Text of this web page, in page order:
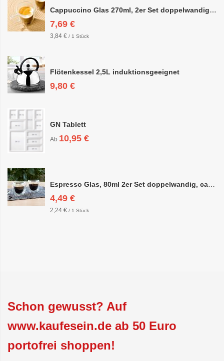
Cappuccino Glas 270ml, 2er Set doppelwandig, ca. 8,5 x 10cm
7,69 €
3,84 € / 1 Stück
Flötenkessel 2,5L induktionsgeeignet
9,80 €
GN Tablett
Ab 10,95 €
Espresso Glas, 80ml 2er Set doppelwandig, ca. 6,3 x 6,4cm
4,49 €
2,24 € / 1 Stück
Schon gewusst? Auf
www.kaufesein.de ab 50 Euro
portofrei shoppen!